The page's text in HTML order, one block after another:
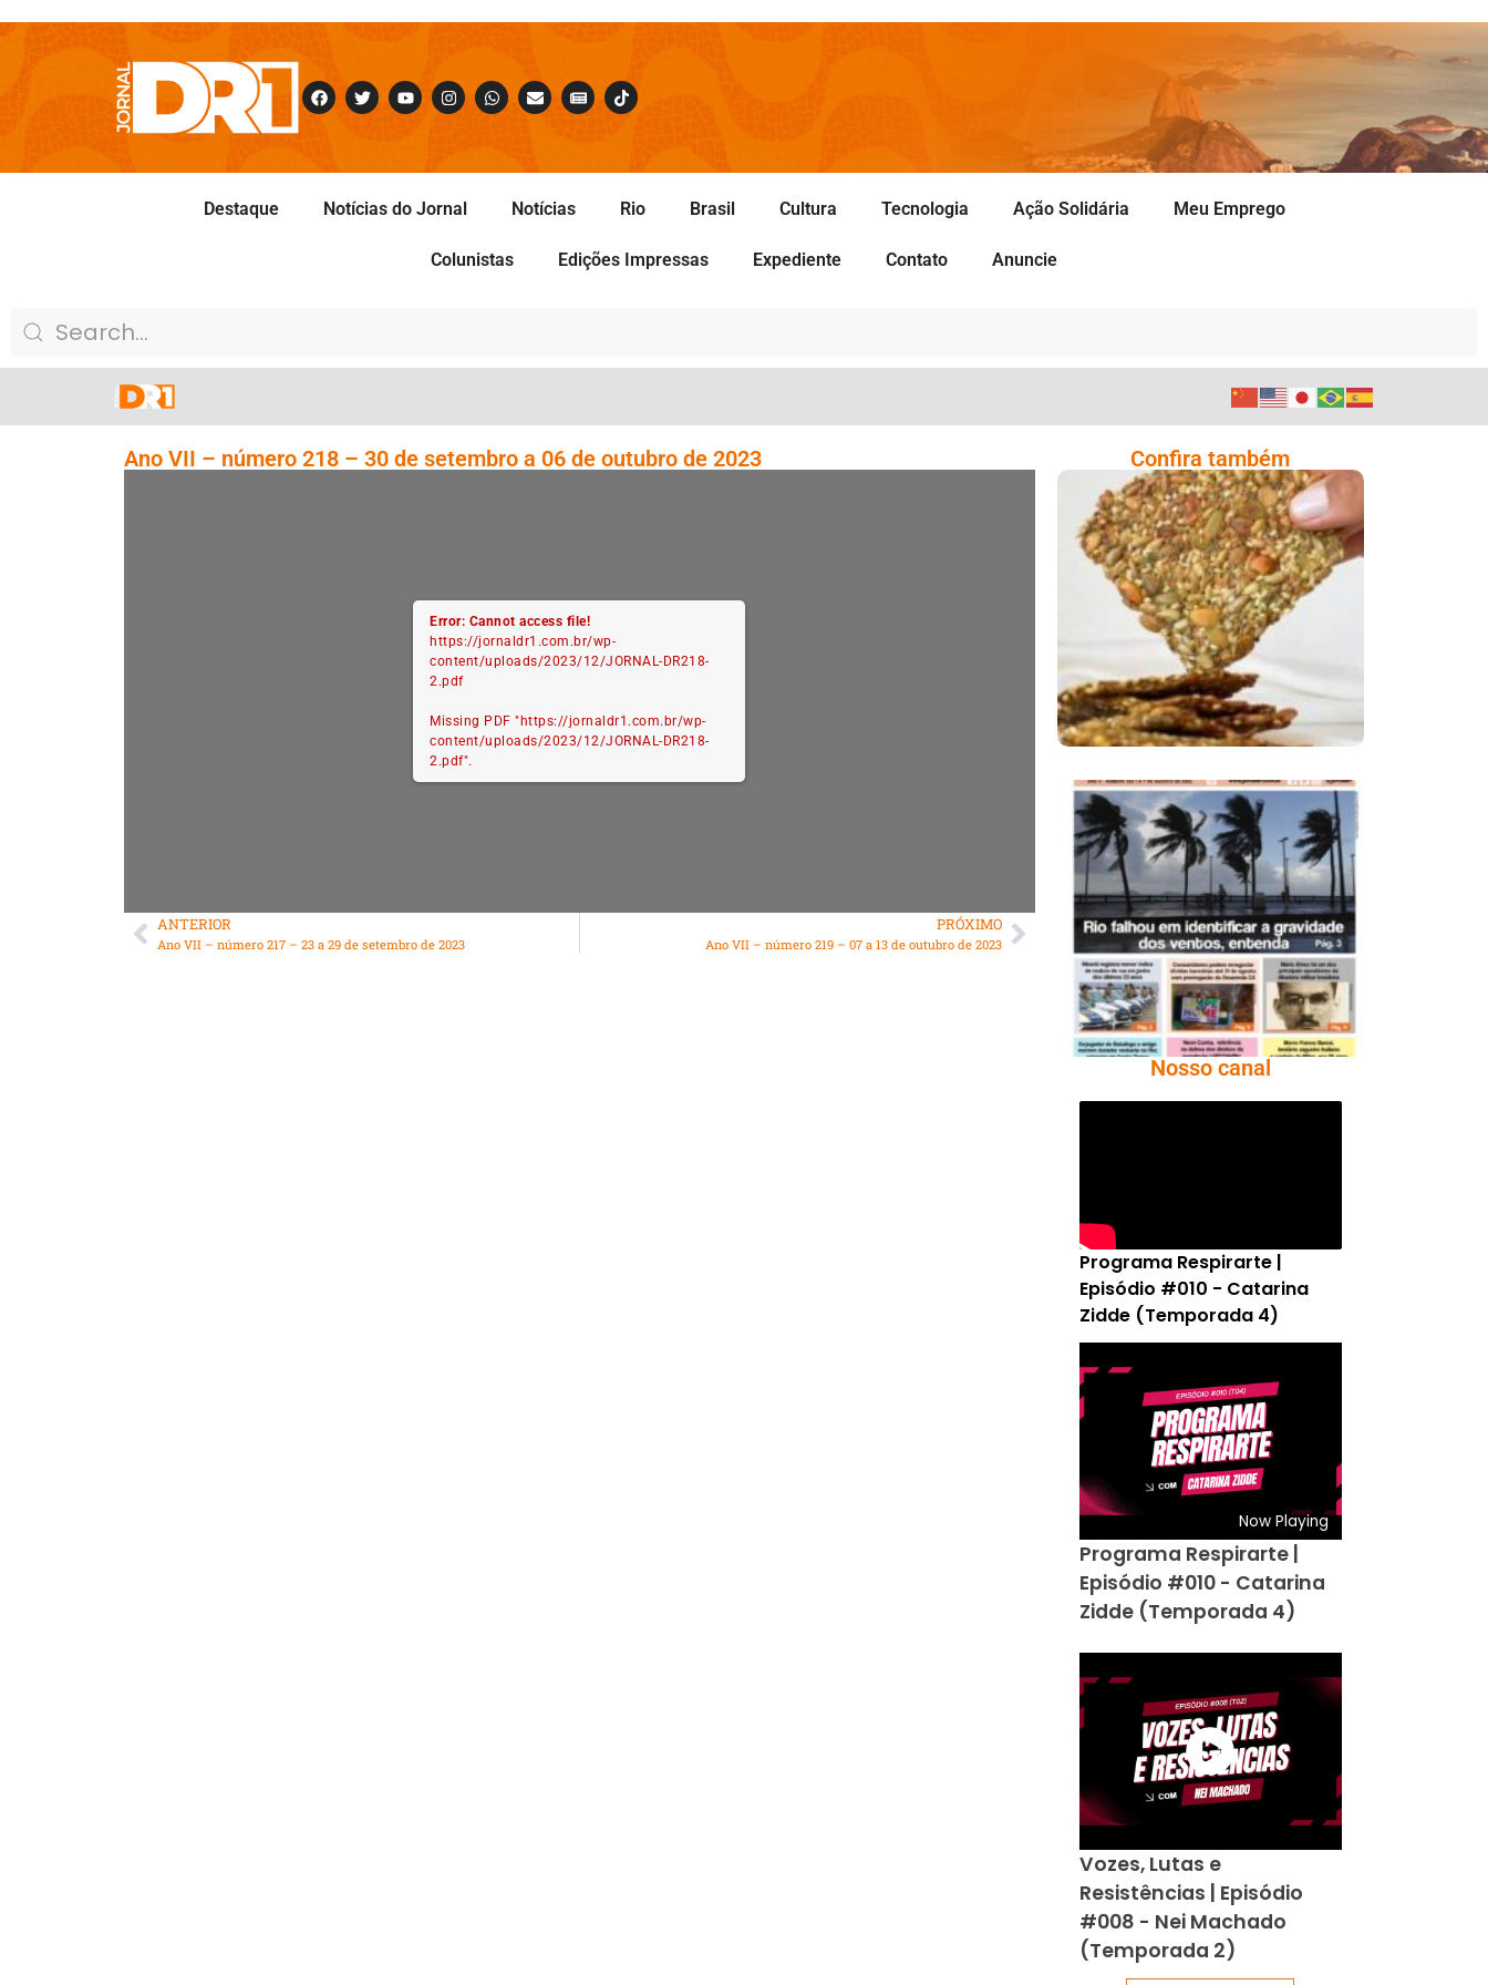
Destaque Notícias do Jornal Notícias Rio Brasil Cultura Tecnologia Ação Solidária Meu Emprego
Colunistas Edições Impressas Expediente Contato Anuncie
Ano VII – número 218 – 30 de setembro a 06 de outubro de 2023
Error: Cannot access file!
https://jornaldr1.com.br/wp-
content/uploads/2023/12/JORNAL-DR218-
2.pdf
Missing PDF "https://jornaldr1.com.br/wp-
content/uploads/2023/12/JORNAL-DR218-
2.pdf".
ANTERIOR
Ano VII – número 217 – 23 a 29 de setembro de 2023
PRÓXIMO
Ano VII – número 219 – 07 a 13 de outubro de 2023
Confira também
Comer Bem: Cracker
De Sementes
Ano X – Número 366
01 A 07 De Agosto De
2026
Nosso canal
Programa Respirarte |
Episódio #010 - Catarina
Zidde (Temporada 4)
Now Playing
Programa Respirarte |
Episódio #010 - Catarina
Zidde (Temporada 4)
Vozes, Lutas e
Resistências | Episódio
#008 - Nei Machado
(Temporada 2)